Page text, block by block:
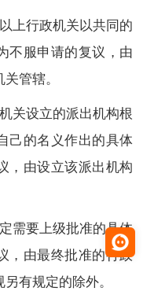
行政机关以共同的
不服申请的复议，由
管辖。
设立的派出机构根
己的名义作出的具体
，由设立该派出机构
要上级批准的具体
，由最终批准的行政
有规定的除外。